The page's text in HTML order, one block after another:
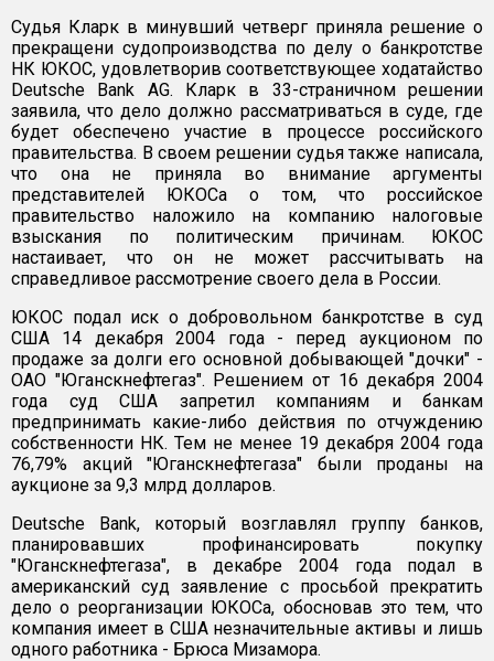
Судья Кларк в минувший четверг приняла решение о
прекращени судопроизводства по делу о банкротстве
НК ЮКОС, удовлетворив соответствующее ходатайство
Deutsche Bank AG. Кларк в 33-страничном решении
заявила, что дело должно рассматриваться в суде, где
будет обеспечено участие в процессе российского
правительства. В своем решении судья также написала,
что она не приняла во внимание аргументы
представителей ЮКОСа о том, что российское
правительство наложило на компанию налоговые
взыскания по политическим причинам. ЮКОС
настаивает, что он не может рассчитывать на
справедливое рассмотрение своего дела в России.
ЮКОС подал иск о добровольном банкротстве в суд
США 14 декабря 2004 года - перед аукционом по
продаже за долги его основной добывающей "дочки" -
ОАО "Юганскнефтегаз". Решением от 16 декабря 2004
года суд США запретил компаниям и банкам
предпринимать какие-либо действия по отчуждению
собственности НК. Тем не менее 19 декабря 2004 года
76,79% акций "Юганскнефтегаза" были проданы на
аукционе за 9,3 млрд долларов.
Deutsche Bank, который возглавлял группу банков,
планировавших профинансировать покупку
"Юганскнефтегаза", в декабре 2004 года подал в
американский суд заявление с просьбой прекратить
дело о реорганизации ЮКОСа, обосновав это тем, что
компания имеет в США незначительные активы и лишь
одного работника - Брюса Мизамора.